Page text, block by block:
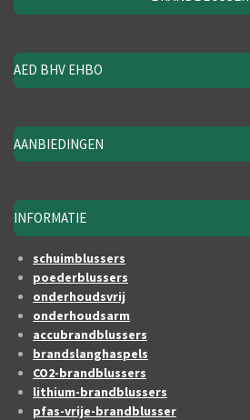
AED BHV EHBO
AANBIEDINGEN
INFORMATIE
schuimblussers
poederblussers
onderhoudsvrij
onderhoudsarm
accubrandblussers
brandslanghaspels
CO2-brandblussers
lithium-brandblussers
pfas-vrije-brandblusser